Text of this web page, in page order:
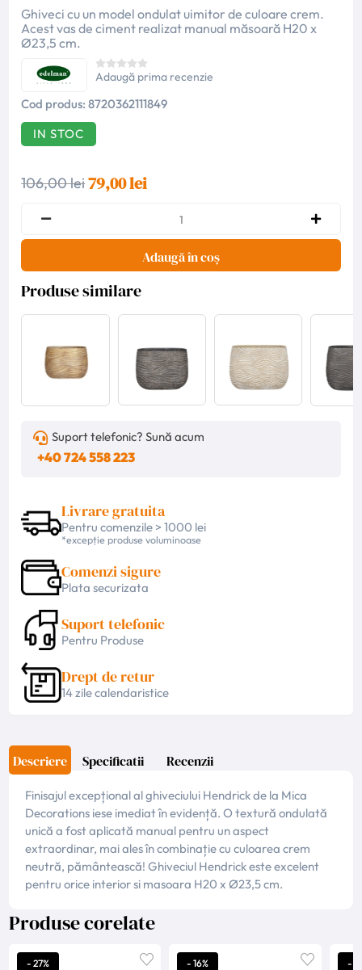
Ghiveci cu un model ondulat uimitor de culoare crem.
Acest vas de ciment realizat manual măsoară H20 x
Ø23,5 cm.
Adaugă prima recenzie
Cod produs: 8720362111849
IN STOC
106,00 lei79,00 lei
Adaugă în coș
Produse similare
Suport telefonic? Sună acum
+40 724 558 223
Livrare gratuita
Pentru comenzile > 1000 lei
*excepție produse voluminoase
Comenzi sigure
Plata securizata
Suport telefonic
Pentru Produse
Drept de retur
14 zile calendaristice
Descriere Specificatii Recenzii
Finisajul excepțional al ghiveciului Hendrick de la Mica
Decorations iese imediat în evidență. O textură ondulată
unică a fost aplicată manual pentru un aspect
extraordinar, mai ales în combinație cu culoarea crem
neutră, pământească! Ghiveciul Hendrick este excelent
pentru orice interior si masoara H20 x Ø23,5 cm.
Produse corelate
- 27% - 16% -